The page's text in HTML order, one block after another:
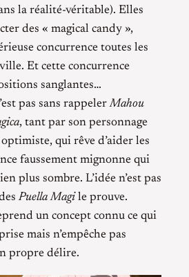
la réalité-véritable). Elles
des « magical candy »,
concurrence toutes les
Et cette concurrence
sanglantes…
pas sans rappelerMahou
, tant par son personnage
qui rêve d’aider les
faussement mignonne qui
plus sombre. L’idée n’est pas
Puella Magile prouve.
un concept connu ce qui
mais n’empêche pas
propre délire.